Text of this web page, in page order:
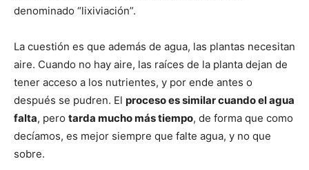
denominado “lixiviación”.
La cuestión es que además de agua, las plantas necesitan
aire. Cuando no hay aire, las raíces de la planta dejan de
tener acceso a los nutrientes, y por ende antes o
después se pudren. El proceso es similar cuando el agua
falta, pero tarda mucho más tiempo, de forma que como
decíamos, es mejor siempre que falte agua, y no que
sobre.